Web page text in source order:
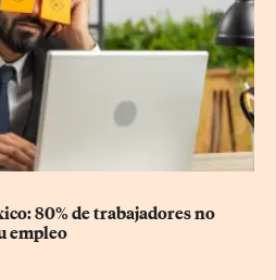
80% de trabajadores no
empleo